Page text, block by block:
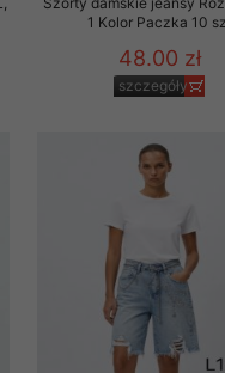
1 Kolor Paczka 10
48.00 zł
szczegóły